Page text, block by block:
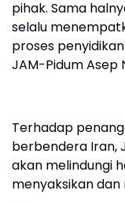
pihak. Sama
selalu
proses
JAM-Pidum Asep
Terhadap
berbendera Iran,
akan melindungi
menyaksikan